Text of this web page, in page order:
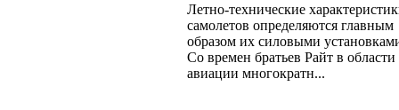
Летно-технические
самолетов определяются главным
образом их силовыми
Со времен братьев Райт в области
авиации многократн...